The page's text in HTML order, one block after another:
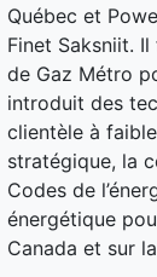
Québec et
Finet Saksniit.
de Gaz Métro
introduit des
clientèle à
stratégique, la
Codes de
énergétique
Canada et sur